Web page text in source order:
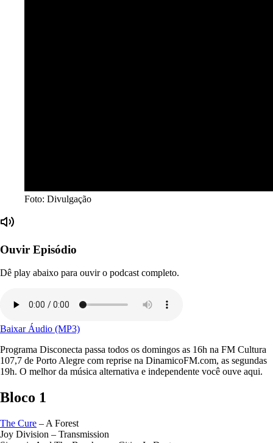
Foto: Divulgação
Ouvir Episódio
Dê play abaixo para ouvir o podcast completo.
Baixar Áudio (MP3)
Programa Disconecta passa todos os domingos as 16h na FM Cultura
107,7 de Porto Alegre com reprise na DinamicoFM.com, as segundas
19h. O melhor da música alternativa e independente você ouve aqui.
Bloco 1
The Cure – A Forest
Joy Division – Transmission